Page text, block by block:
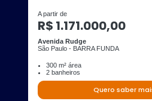
A partir de
R$ 1.171.000,00
Avenida Rudge
São Paulo - BARRA FUNDA
300 m² área
2 banheiros
Quero saber